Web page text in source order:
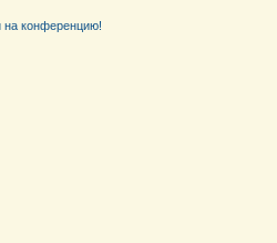
на конференцию!